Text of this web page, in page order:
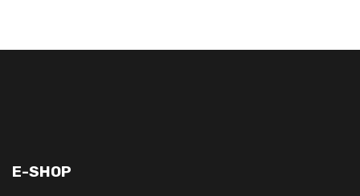
E-SHOP